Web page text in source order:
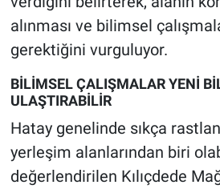
alınması ve bilimsel
gerektiğini vurguluyor.
BİLİMSEL ÇALIŞMALAR YENİ
ULAŞTIRABİLİR
Hatay genelinde sıkça
yerleşim alanlarından biri
değerlendirilen Kılıçdede